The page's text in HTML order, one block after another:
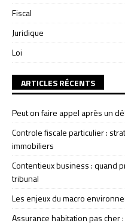
Fiscal
Juridique
Loi
ARTICLES RÉCENTS
Peut on faire appel après un
Controle fiscale particulier :
immobiliers
Contentieux business : quand
tribunal
Les enjeux du macro
Assurance habitation pas cher